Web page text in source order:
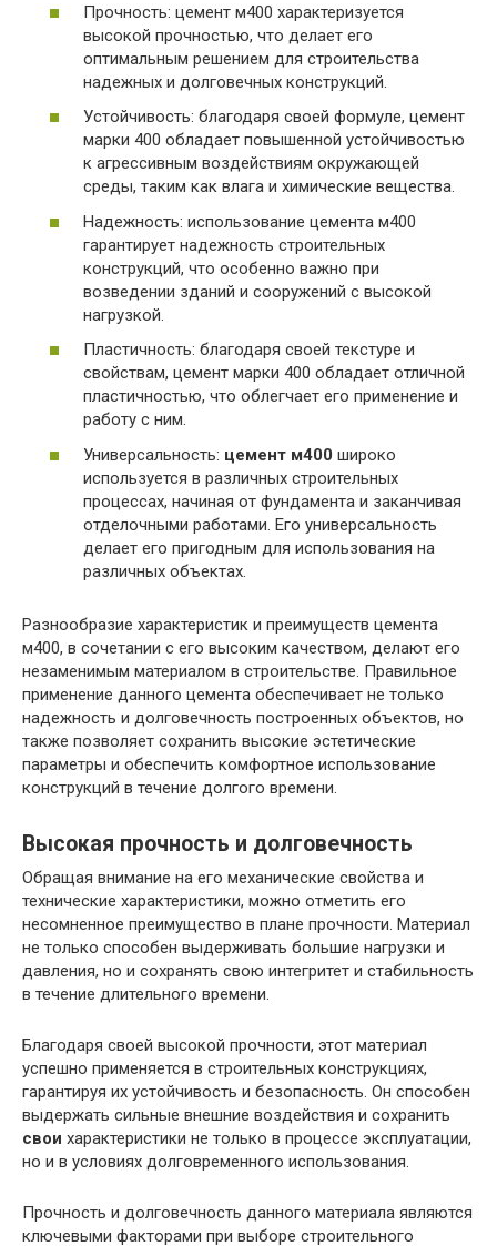
Прочность: цемент м400 характеризуется
высокой прочностью, что делает его
оптимальным решением для строительства
надежных и долговечных конструкций.
Устойчивость: благодаря своей формуле, цемент
марки 400 обладает повышенной устойчивостью
к агрессивным воздействиям окружающей
среды, таким как влага и химические вещества.
Надежность: использование цемента м400
гарантирует надежность строительных
конструкций, что особенно важно при
возведении зданий и сооружений с высокой
нагрузкой.
Пластичность: благодаря своей текстуре и
свойствам, цемент марки 400 обладает отличной
пластичностью, что облегчает его применение и
работу с ним.
Универсальность: цемент м400 широко
используется в различных строительных
процессах, начиная от фундамента и заканчивая
отделочными работами. Его универсальность
делает его пригодным для использования на
различных объектах.
Разнообразие характеристик и преимуществ цемента
м400, в сочетании с его высоким качеством, делают его
незаменимым материалом в строительстве. Правильное
применение данного цемента обеспечивает не только
надежность и долговечность построенных объектов, но
также позволяет сохранить высокие эстетические
параметры и обеспечить комфортное использование
конструкций в течение долгого времени.
Высокая прочность и долговечность
Обращая внимание на его механические свойства и
технические характеристики, можно отметить его
несомненное преимущество в плане прочности. Материал
не только способен выдерживать большие нагрузки и
давления, но и сохранять свою интегритет и стабильность
в течение длительного времени.
Благодаря своей высокой прочности, этот материал
успешно применяется в строительных конструкциях,
гарантируя их устойчивость и безопасность. Он способен
выдержать сильные внешние воздействия и сохранить
свои характеристики не только в процессе эксплуатации,
но и в условиях долговременного использования.
Прочность и долговечность данного материала являются
ключевыми факторами при выборе строительного